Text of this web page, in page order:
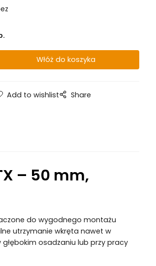
Add to wishlist Share
– 50 mm,
do wygodnego montażu
utrzymanie wkręta nawet w
osadzaniu lub przy pracy